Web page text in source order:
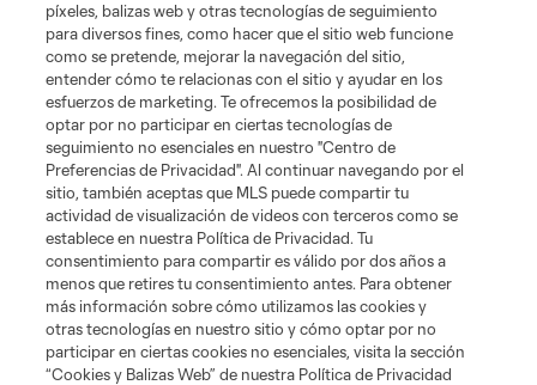
Mundial 2026: ¿Cuál será el partido con más jugadores
de MLS?
Almada, Obed, Vite: Exjugadores de MLS que estarán en
el Mundial 2026
píxeles, balizas web y otras tecnologías de seguimiento
para diversos fines, como hacer que el sitio web funcione
como se pretende, mejorar la navegación del sitio,
entender cómo te relacionas con el sitio y ayudar en los
esfuerzos de marketing. Te ofrecemos la posibilidad de
optar por no participar en ciertas tecnologías de
seguimiento no esenciales en nuestro "Centro de
Preferencias de Privacidad". Al continuar navegando por el
sitio, también aceptas que MLS puede compartir tu
actividad de visualización de videos con terceros como se
establece en nuestra Política de Privacidad. Tu
consentimiento para compartir es válido por dos años a
menos que retires tu consentimiento antes. Para obtener
más información sobre cómo utilizamos las cookies y
otras tecnologías en nuestro sitio y cómo optar por no
participar en ciertas cookies no esenciales, visita la sección
“Cookies y Balizas Web” de nuestra Política de Privacidad